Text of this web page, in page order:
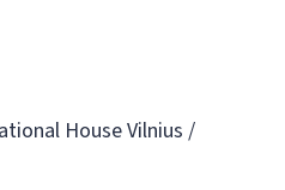
House Vilnius /